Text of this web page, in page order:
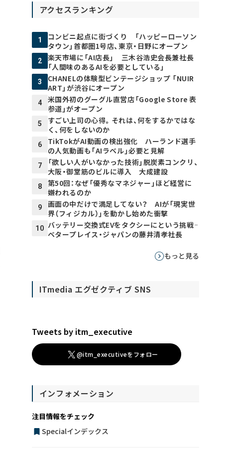
アクセスランキング
1
コンビニ起点に街づくり 「ハッピーローソン
タウン」首都圏1号店、東京・日野にオープン
2
楽天市場に「AI店長」 三木谷浩史会長兼社長
「人間味のあるAIを必要としている」
3
CHANELの体験型ビンテージショップ 「NUIR
ART」が渋谷にオープン
4
米国外初のグーグル直営店「Google Store 表
参道」がオープン
5
すごい上司の心得。それは、何をするかではな
く、何をしないのか
6
TikTokがAI動画の検出強化 ハーランド選手
の人気動画も「AIラベル」必要と見解
7
「欲しい人がいなかった技術」脱炭素コンクリ、
大阪・御堂筋のビルに導入 大成建設
8
第50回：なぜ「優秀なマネジャー」ほど経営に
嫌われるのか
9
画面の中だけで満足してない？ AIが「現実世
界（フィジカル）」を動かし始めた衝撃
10 バッテリー交換式EVをタクシーにという挑戦――
ベタープレイス・ジャパンの藤井清孝社長
もっと見る
ITmedia エグゼクティブ SNS
Tweets by itm_executive
@itm_executiveをフォロー
インフォメーション
注目情報をチェック
Specialインデックス